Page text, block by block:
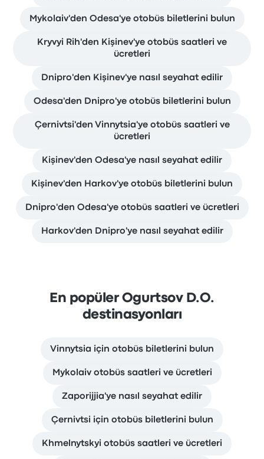
Mykolaiv'den Odesa'ye otobüs biletlerini bulun
Kryvyi Rih'den Kişinev'ye otobüs saatleri ve
ücretleri
Dnipro'den Kişinev'ye nasıl seyahat edilir
Odesa'den Dnipro'ye otobüs biletlerini bulun
Çernivtsi'den Vinnytsia'ye otobüs saatleri ve
ücretleri
Kişinev'den Odesa'ye nasıl seyahat edilir
Kişinev'den Harkov'ye otobüs biletlerini bulun
Dnipro'den Odesa'ye otobüs saatleri ve ücretleri
Harkov'den Dnipro'ye nasıl seyahat edilir
En popüler Ogurtsov D.O.
destinasyonları
Vinnytsia için otobüs biletlerini bulun
Mykolaiv otobüs saatleri ve ücretleri
Zaporijjia'ye nasıl seyahat edilir
Çernivtsi için otobüs biletlerini bulun
Khmelnytskyi otobüs saatleri ve ücretleri